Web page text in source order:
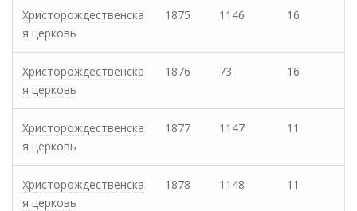
Христорождественска
я церковь
1875 1146 16
Христорождественска
я церковь
1876 73 16
Христорождественска
я церковь
1877 1147 11
Христорождественска
я церковь
1878 1148 11